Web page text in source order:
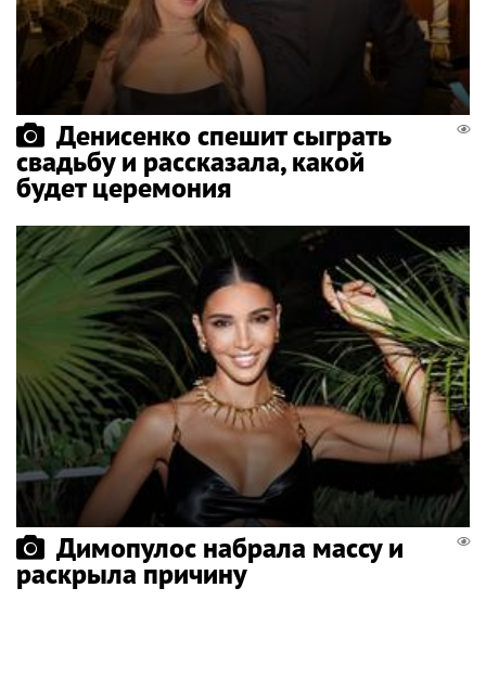
Денисенко спешит сыграть
свадьбу и рассказала, какой
будет церемония
Димопулос набрала массу и
раскрыла причину